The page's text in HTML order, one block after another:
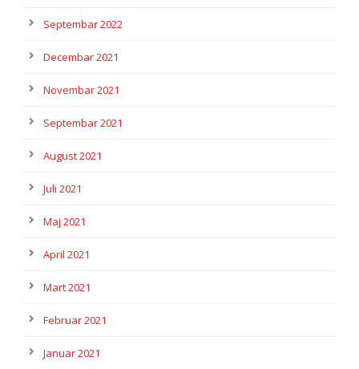
Septembar 2022
Decembar 2021
Novembar 2021
Septembar 2021
August 2021
Juli 2021
Maj 2021
April 2021
Mart 2021
Februar 2021
Januar 2021